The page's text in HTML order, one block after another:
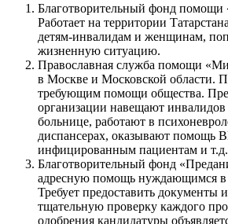
Благотворительный фонд помощи
Работает на территории
детям-инвалидам и женщинам,
жизненную ситуацию.
Православная служба помощи
в Москве и Московской области.
требующим помощи общества.
организации навещают
больнице, работают в
диспансерах, оказывают помощь
инфицированным пациентам и т.д.
Благотворительный фонд
адресную помощь нуждающимся в
Требует предоставить документы
тщательную проверку каждого
одобрения кандидатуры